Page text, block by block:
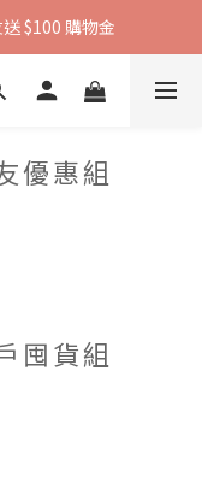
$100 購物金
優惠組
囤貨組